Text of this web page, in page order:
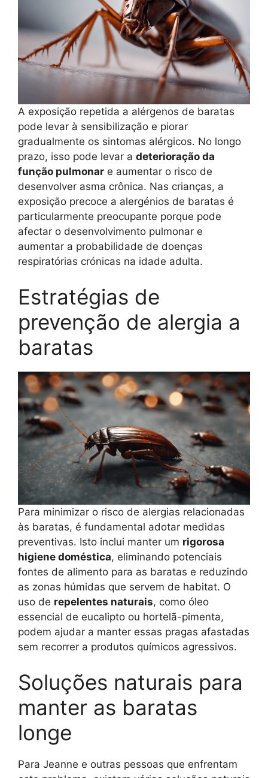
A exposição repetida a alérgenos de baratas
pode levar à sensibilização e piorar
gradualmente os sintomas alérgicos. No longo
prazo, isso pode levar a deterioração da
função pulmonar e aumentar o risco de
desenvolver asma crônica. Nas crianças, a
exposição precoce a alergénios de baratas é
particularmente preocupante porque pode
afectar o desenvolvimento pulmonar e
aumentar a probabilidade de doenças
respiratórias crónicas na idade adulta.
Estratégias de
prevenção de alergia a
baratas
Para minimizar o risco de alergias relacionadas
às baratas, é fundamental adotar medidas
preventivas. Isto inclui manter um rigorosa
higiene doméstica, eliminando potenciais
fontes de alimento para as baratas e reduzindo
as zonas húmidas que servem de habitat. O
uso de repelentes naturais, como óleo
essencial de eucalipto ou hortelã-pimenta,
podem ajudar a manter essas pragas afastadas
sem recorrer a produtos químicos agressivos.
Soluções naturais para
manter as baratas
longe
Para Jeanne e outras pessoas que enfrentam